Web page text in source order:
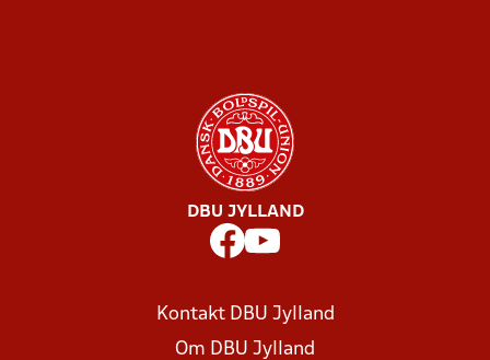
DBU JYLLAND
Kontakt DBU Jylland
Om DBU Jylland